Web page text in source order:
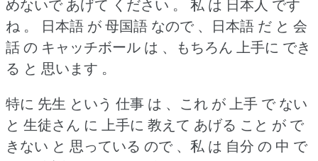
めないで あげて ください 。
私 は 日本人 です
ね 。
日本語 が 母国語 なので 、日本語 だ と 会
話 の キャッチボール は 、もちろん 上手に でき
る と 思います 。
特に 先生 という 仕事 は 、これ が 上手 で ない
と 生徒さん に 上手に 教えて あげる こと が で
きない と 思っている ので 、私 は 自分 の 中 で